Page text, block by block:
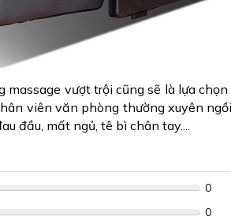
vượt trội cũng sẽ là lựa
viên văn phòng thường xuyên
đầu, mất ngủ, tê bì chân tay....
0
0